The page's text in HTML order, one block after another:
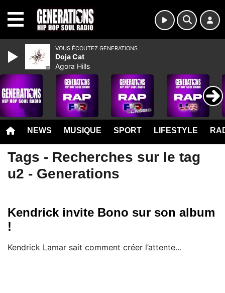
NEWS MUSIQUE SPORT LIFESTYLE
Tags - Recherches sur le tag
u2 - Generations
Kendrick invite Bono sur son album
!
​Kendrick Lamar sait comment créer l’attente…
VOUS ÉCOUTEZ GENERATIONS
Doja Cat
Agora Hills